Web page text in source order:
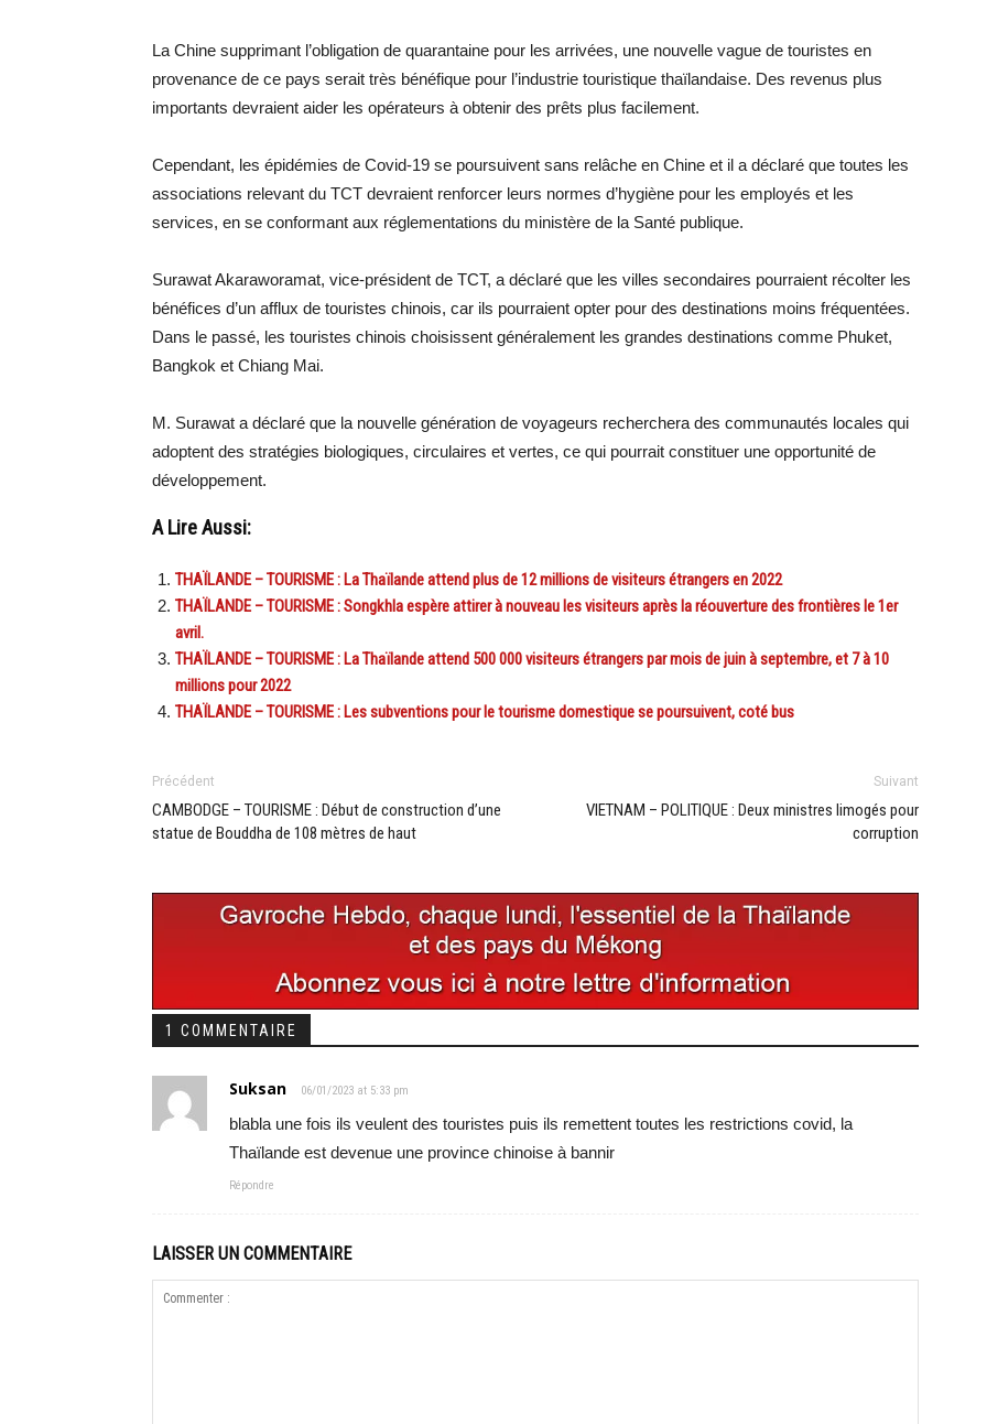
La Chine supprimant l’obligation de quarantaine pour les arrivées, une nouvelle vague de touristes en
provenance de ce pays serait très bénéfique pour l’industrie touristique thaïlandaise. Des revenus plus
importants devraient aider les opérateurs à obtenir des prêts plus facilement.
Cependant, les épidémies de Covid-19 se poursuivent sans relâche en Chine et il a déclaré que toutes les
associations relevant du TCT devraient renforcer leurs normes d’hygiène pour les employés et les
services, en se conformant aux réglementations du ministère de la Santé publique.
Surawat Akaraworamat, vice-président de TCT, a déclaré que les villes secondaires pourraient récolter les
bénéfices d’un afflux de touristes chinois, car ils pourraient opter pour des destinations moins fréquentées.
Dans le passé, les touristes chinois choisissent généralement les grandes destinations comme Phuket,
Bangkok et Chiang Mai.
M. Surawat a déclaré que la nouvelle génération de voyageurs recherchera des communautés locales qui
adoptent des stratégies biologiques, circulaires et vertes, ce qui pourrait constituer une opportunité de
développement.
A Lire Aussi:
THAÏLANDE – TOURISME : La Thaïlande attend plus de 12 millions de visiteurs étrangers en 2022
THAÏLANDE – TOURISME : Songkhla espère attirer à nouveau les visiteurs après la réouverture des frontières le 1er
avril.
THAÏLANDE – TOURISME : La Thaïlande attend 500 000 visiteurs étrangers par mois de juin à septembre, et 7 à 10
millions pour 2022
THAÏLANDE – TOURISME : Les subventions pour le tourisme domestique se poursuivent, coté bus
Précédent
CAMBODGE – TOURISME : Début de construction d’une
statue de Bouddha de 108 mètres de haut
Suivant
VIETNAM – POLITIQUE : Deux ministres limogés pour
corruption
1 COMMENTAIRE
Suksan 06/01/2023 at 5:33 pm
blabla une fois ils veulent des touristes puis ils remettent toutes les restrictions covid, la
Thaïlande est devenue une province chinoise à bannir
Répondre
LAISSER UN COMMENTAIRE